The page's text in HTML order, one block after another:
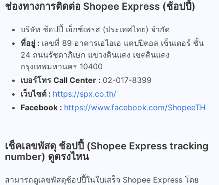
ช่องทางการติดต่อ Shopee Express (ช้อปปี้)
บริษัท ช้อปปี้ เอ็กซ์เพรส (ประเทศไทย) จำกัด
ที่อยู่ : เลขที่ 89 อาคารเอไอเอ แคปปิตอล เซ็นเตอร์ ชั้น
24 ถนนรัชดาภิเษก แขวงดินแดง เขตดินแดง
กรุงเทพมหานคร 10400
เบอร์โทร Call Center : 02-017-8399
เว็บไซต์ : https://spx.co.th/
Facebook : https://www.facebook.com/ShopeeTH
เช็คเลขพัสดุ ช้อปปี้ (Shopee Express tracking
number) ดูตรงไหน
สามารถดูเลขพัสดุช้อปปี้ในใบเสร็จ Shopee Express โดย